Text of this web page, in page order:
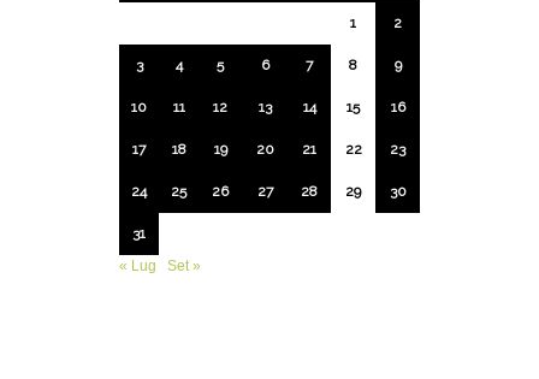
1 2
3 4 5 6 7 8 9
10 11 12 13 14 15 16
17 18 19 20 21 22 23
24 25 26 27 28 29 30
31
« Lug
Set »